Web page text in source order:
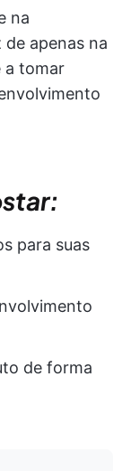
na
apenas na
a tomar
para suas
de forma